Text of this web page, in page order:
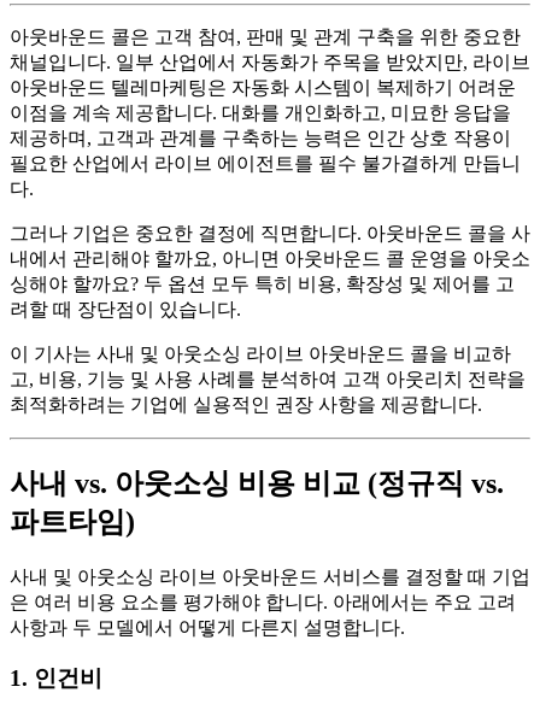
아웃바운드 콜은 고객 참여, 판매 및 관계 구축을 위한 중요한
채널입니다. 일부 산업에서 자동화가 주목을 받았지만, 라이브
아웃바운드 텔레마케팅은 자동화 시스템이 복제하기 어려운
이점을 계속 제공합니다. 대화를 개인화하고, 미묘한 응답을
제공하며, 고객과 관계를 구축하는 능력은 인간 상호 작용이
필요한 산업에서 라이브 에이전트를 필수 불가결하게 만듭니
다.
그러나 기업은 중요한 결정에 직면합니다. 아웃바운드 콜을 사
내에서 관리해야 할까요, 아니면 아웃바운드 콜 운영을 아웃소
싱해야 할까요? 두 옵션 모두 특히 비용, 확장성 및 제어를 고
려할 때 장단점이 있습니다.
이 기사는 사내 및 아웃소싱 라이브 아웃바운드 콜을 비교하
고, 비용, 기능 및 사용 사례를 분석하여 고객 아웃리치 전략을
최적화하려는 기업에 실용적인 권장 사항을 제공합니다.
사내 vs. 아웃소싱 비용 비교 (정규직 vs.
파트타임)
사내 및 아웃소싱 라이브 아웃바운드 서비스를 결정할 때 기업
은 여러 비용 요소를 평가해야 합니다. 아래에서는 주요 고려
사항과 두 모델에서 어떻게 다른지 설명합니다.
1. 인건비